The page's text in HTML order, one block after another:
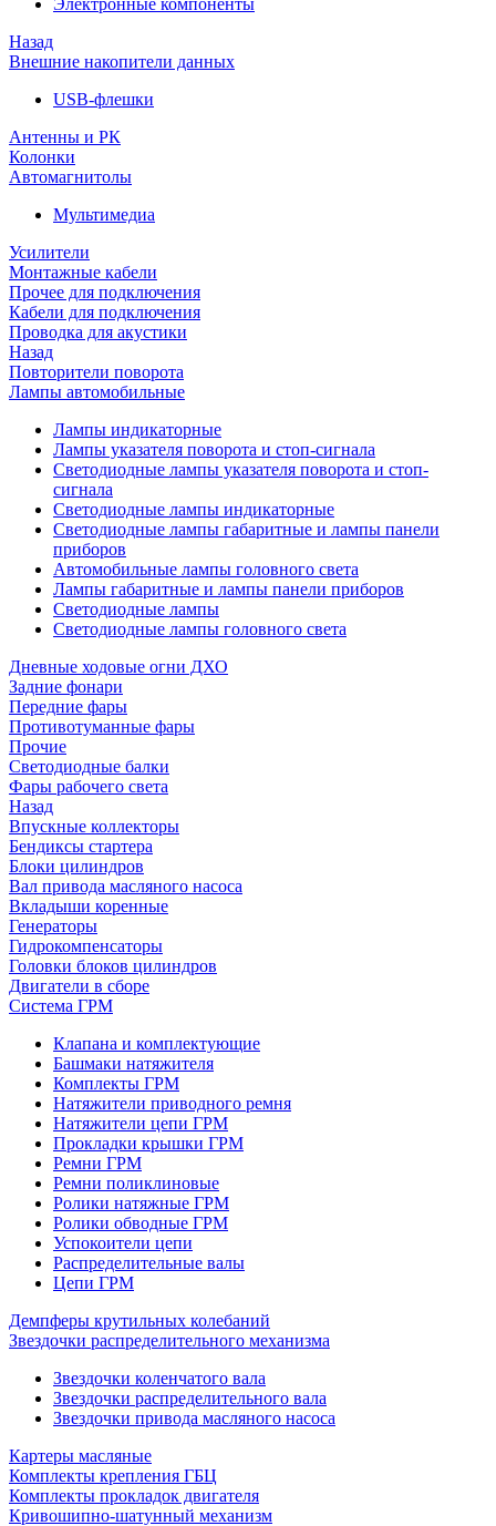
Электронные компоненты
Назад
Внешние накопители данных
USB-флешки
Антенны и РК
Колонки
Автомагнитолы
Мультимедиа
Усилители
Монтажные кабели
Прочее для подключения
Кабели для подключения
Проводка для акустики
Назад
Повторители поворота
Лампы автомобильные
Лампы индикаторные
Лампы указателя поворота и стоп-сигнала
Светодиодные лампы указателя поворота и стоп-
сигнала
Светодиодные лампы индикаторные
Светодиодные лампы габаритные и лампы панели
приборов
Автомобильные лампы головного света
Лампы габаритные и лампы панели приборов
Светодиодные лампы
Светодиодные лампы головного света
Дневные ходовые огни ДХО
Задние фонари
Передние фары
Противотуманные фары
Прочие
Светодиодные балки
Фары рабочего света
Назад
Впускные коллекторы
Бендиксы стартера
Блоки цилиндров
Вал привода масляного насоса
Вкладыши коренные
Генераторы
Гидрокомпенсаторы
Головки блоков цилиндров
Двигатели в сборе
Система ГРМ
Клапана и комплектующие
Башмаки натяжителя
Комплекты ГРМ
Натяжители приводного ремня
Натяжители цепи ГРМ
Прокладки крышки ГРМ
Ремни ГРМ
Ремни поликлиновые
Ролики натяжные ГРМ
Ролики обводные ГРМ
Успокоители цепи
Распределительные валы
Цепи ГРМ
Демпферы крутильных колебаний
Звездочки распределительного механизма
Звездочки коленчатого вала
Звездочки распределительного вала
Звездочки привода масляного насоса
Картеры масляные
Комплекты крепления ГБЦ
Комплекты прокладок двигателя
Кривошипно-шатунный механизм